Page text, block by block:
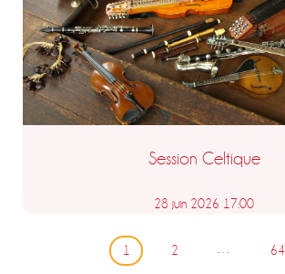
Session Celtique
28 juin 2026 17:00
Pagination1 2 64